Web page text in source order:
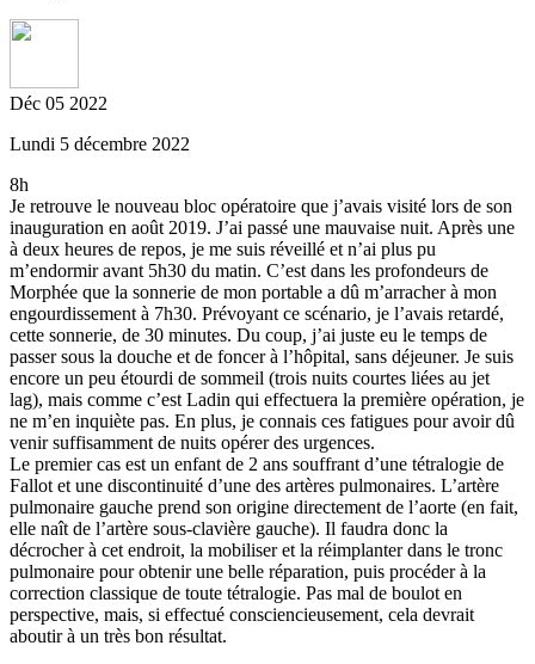
Déc 05 2022
Lundi 5 décembre 2022
8h
Je retrouve le nouveau bloc opératoire que j’avais visité lors de son
inauguration en août 2019. J’ai passé une mauvaise nuit. Après une
à deux heures de repos, je me suis réveillé et n’ai plus pu
m’endormir avant 5h30 du matin. C’est dans les profondeurs de
Morphée que la sonnerie de mon portable a dû m’arracher à mon
engourdissement à 7h30. Prévoyant ce scénario, je l’avais retardé,
cette sonnerie, de 30 minutes. Du coup, j’ai juste eu le temps de
passer sous la douche et de foncer à l’hôpital, sans déjeuner. Je suis
encore un peu étourdi de sommeil (trois nuits courtes liées au jet
lag), mais comme c’est Ladin qui effectuera la première opération, je
ne m’en inquiète pas. En plus, je connais ces fatigues pour avoir dû
venir suffisamment de nuits opérer des urgences.
Le premier cas est un enfant de 2 ans souffrant d’une tétralogie de
Fallot et une discontinuité d’une des artères pulmonaires. L’artère
pulmonaire gauche prend son origine directement de l’aorte (en fait,
elle naît de l’artère sous-clavière gauche). Il faudra donc la
décrocher à cet endroit, la mobiliser et la réimplanter dans le tronc
pulmonaire pour obtenir une belle réparation, puis procéder à la
correction classique de toute tétralogie. Pas mal de boulot en
perspective, mais, si effectué consciencieusement, cela devrait
aboutir à un très bon résultat.